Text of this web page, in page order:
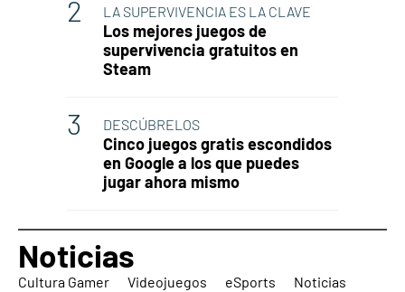
LA SUPERVIVENCIA ES LA CLAVE
Los mejores juegos de
supervivencia gratuitos en
Steam
DESCÚBRELOS
Cinco juegos gratis escondidos
en Google a los que puedes
jugar ahora mismo
Noticias
Cultura Gamer Videojuegos eSports
Noticias